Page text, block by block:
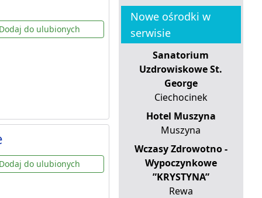
Dodaj do ulubionych
Dodaj do ulubionych
Nowe ośrodki w
serwisie
Sanatorium
Uzdrowiskowe St.
George
Ciechocinek
Hotel Muszyna
Muszyna
Wczasy Zdrowotno -
Wypoczynkowe
”KRYSTYNA”
Rewa